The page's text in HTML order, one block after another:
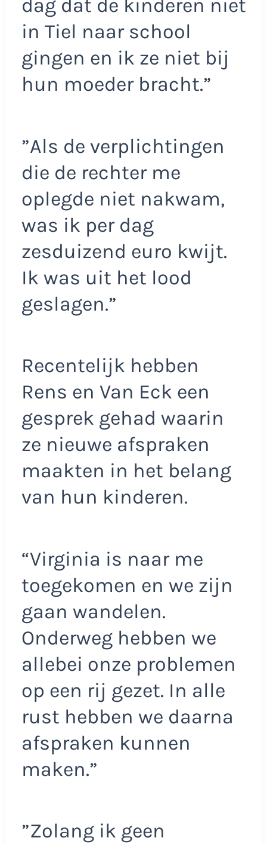
dag dat de kinderen niet
in Tiel naar school
gingen en ik ze niet bij
hun moeder bracht.”
”Als de verplichtingen
die de rechter me
oplegde niet nakwam,
was ik per dag
zesduizend euro kwijt.
Ik was uit het lood
geslagen.”
Recentelijk hebben
Rens en Van Eck een
gesprek gehad waarin
ze nieuwe afspraken
maakten in het belang
van hun kinderen.
“Virginia is naar me
toegekomen en we zijn
gaan wandelen.
Onderweg hebben we
allebei onze problemen
op een rij gezet. In alle
rust hebben we daarna
afspraken kunnen
maken.”
”Zolang ik geen